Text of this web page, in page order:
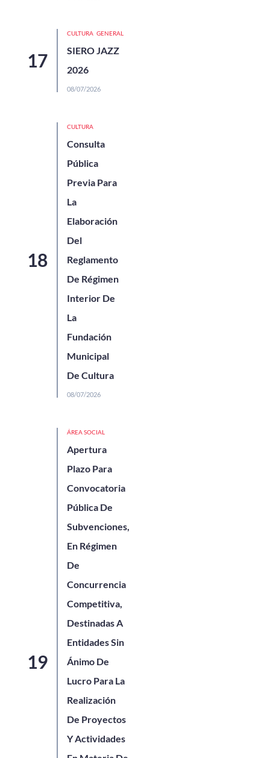
CULTURA GENERAL
SIERO JAZZ
2026
08/07/2026
CULTURA
Consulta
Pública
Previa Para
La
Elaboración
Del
Reglamento
De Régimen
Interior De
La
Fundación
Municipal
De Cultura
08/07/2026
ÁREA SOCIAL
Apertura
Plazo Para
Convocatoria
Pública De
Subvenciones,
En Régimen
De
Concurrencia
Competitiva,
Destinadas A
Entidades Sin
Ánimo De
Lucro Para La
Realización
De Proyectos
Y Actividades